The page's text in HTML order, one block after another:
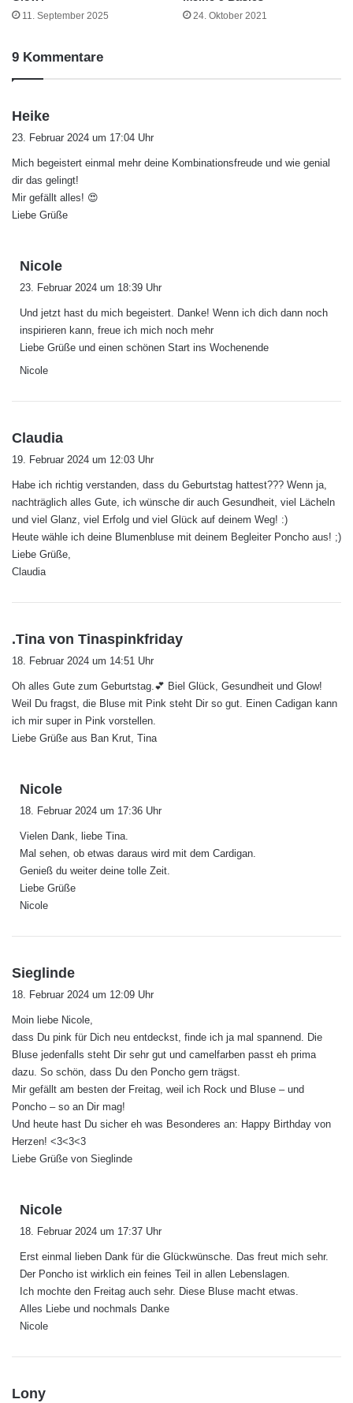
11. September 2025 24. Oktober 2021
9 Kommentare
Heike
t
:
23. Februar 2024 um 17:04 Uhr
Mich begeistert einmal mehr deine Kombinationsfreude und wie genial
dir das gelingt!
Mir gefällt alles! 😍
Liebe Grüße
Nicole
t
:
23. Februar 2024 um 18:39 Uhr
Und jetzt hast du mich begeistert. Danke! Wenn ich dich dann noch
inspirieren kann, freue ich mich noch mehr
Liebe Grüße und einen schönen Start ins Wochenende
Nicole
Claudia
a
t
:
19. Februar 2024 um 12:03 Uhr
Habe ich richtig verstanden, dass du Geburtstag hattest??? Wenn ja,
nachträglich alles Gute, ich wünsche dir auch Gesundheit, viel Lächeln
und viel Glanz, viel Erfolg und viel Glück auf deinem Weg! :)
Heute wähle ich deine Blumenbluse mit deinem Begleiter Poncho aus! ;)
Liebe Grüße,
Claudia
.Tina von Tinaspinkfriday
t
:
18. Februar 2024 um 14:51 Uhr
Oh alles Gute zum Geburtstag.💕 Biel Glück, Gesundheit und Glow!
Weil Du fragst, die Bluse mit Pink steht Dir so gut. Einen Cadigan kann
ich mir super in Pink vorstellen.
Liebe Grüße aus Ban Krut, Tina
Nicole
t
:
18. Februar 2024 um 17:36 Uhr
Vielen Dank, liebe Tina.
Mal sehen, ob etwas daraus wird mit dem Cardigan.
Genieß du weiter deine tolle Zeit.
Liebe Grüße
Nicole
Sieglinde
a
t
:
18. Februar 2024 um 12:09 Uhr
Moin liebe Nicole,
dass Du pink für Dich neu entdeckst, finde ich ja mal spannend. Die
Bluse jedenfalls steht Dir sehr gut und camelfarben passt eh prima
dazu. So schön, dass Du den Poncho gern trägst.
Mir gefällt am besten der Freitag, weil ich Rock und Bluse – und
Poncho – so an Dir mag!
Und heute hast Du sicher eh was Besonderes an: Happy Birthday von
Herzen! <3<3<3
Liebe Grüße von Sieglinde
Nicole
t
:
18. Februar 2024 um 17:37 Uhr
Erst einmal lieben Dank für die Glückwünsche. Das freut mich sehr.
Der Poncho ist wirklich ein feines Teil in allen Lebenslagen.
Ich mochte den Freitag auch sehr. Diese Bluse macht etwas.
Alles Liebe und nochmals Danke
Nicole
Lony